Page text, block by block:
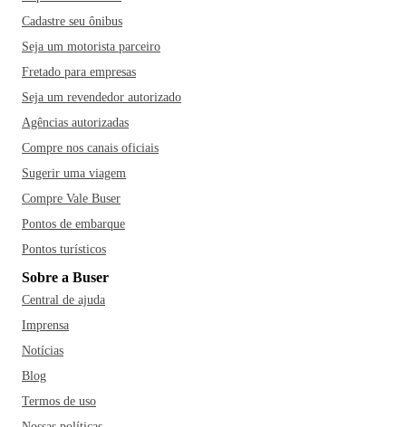
Cadastre seu ônibus
Seja um motorista parceiro
Fretado para empresas
Seja um revendedor autorizado
Agências autorizadas
Compre nos canais oficiais
Sugerir uma viagem
Compre Vale Buser
Pontos de embarque
Pontos turísticos
Sobre a Buser
Central de ajuda
Imprensa
Notícias
Blog
Termos de uso